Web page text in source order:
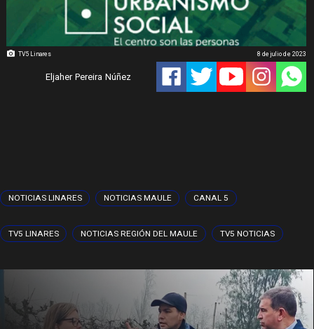
TV5 Linares
Eljaher Pereira Núñez
8 de julio de 2023
NOTICIAS LINARES NOTICIAS MAULE CANAL 5
TV5 LINARES NOTICIAS REGIÓN DEL MAULE TV5 NOTICIAS